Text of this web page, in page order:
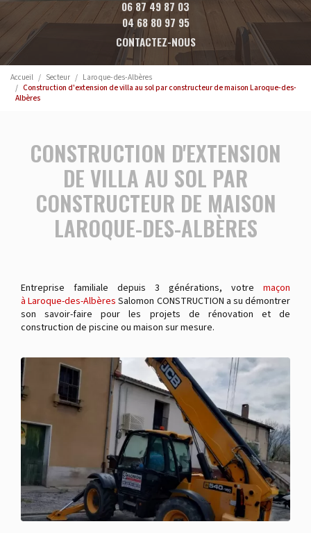
06 87 49 87 03
04 68 80 97 95
CONTACTEZ-NOUS
Accueil Secteur
Laroque-des-Albères
Construction d'extension de villa au sol par constructeur de maison Laroque-des-
Albères
CONSTRUCTION D'EXTENSION
DE VILLA AU SOL PAR
CONSTRUCTEUR DE MAISON
LAROQUE-DES-ALBÈRES
Entreprise familiale depuis 3 générations, votre maçon
à Laroque-des-Albères Salomon CONSTRUCTION a su démontrer
son savoir-faire pour les projets de rénovation et de
construction de piscine ou maison sur mesure.